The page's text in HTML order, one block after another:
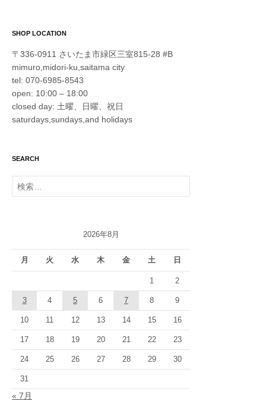
SHOP LOCATION
〒336-0911 さいたま市緑区三室815-28 #B
mimuro,midori-ku,saitama city
tel: 070-6985-8543
open: 10:00 – 18:00
closed day: 土曜、日曜、祝日
saturdays,sundays,and holidays
SEARCH
検
索:
2026年8月
月 火 水 木 金 土 日
1 2
3 4 5 6 7 8 9
10 11 12 13 14 15 16
17 18 19 20 21 22 23
24 25 26 27 28 29 30
31
« 7月